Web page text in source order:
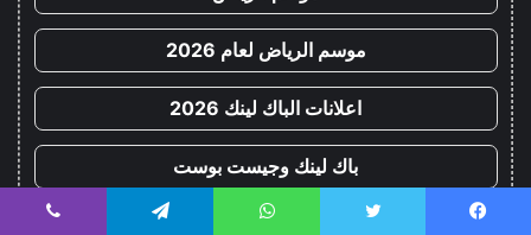
موسم الرياض لعام 2026
اعلانات الباك لينك 2026
باك لينك وجيست بوست
مصادر التعليم